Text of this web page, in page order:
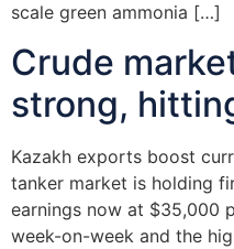
scale green ammonia […]
Crude
strong,
Kazakh exports boost
tanker market is holding
earnings now at $35,000
week-on-week and the